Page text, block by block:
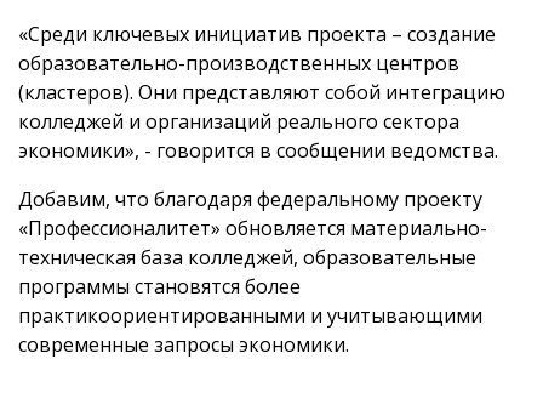
«Среди ключевых инициатив проекта – создание
образовательно-производственных центров
(кластеров). Они представляют собой интеграцию
колледжей и организаций реального сектора
экономики», - говорится в сообщении ведомства.
Добавим, что благодаря федеральному проекту
«Профессионалитет» обновляется материально-
техническая база колледжей, образовательные
программы становятся более
практикоориентированными и учитывающими
современные запросы экономики.